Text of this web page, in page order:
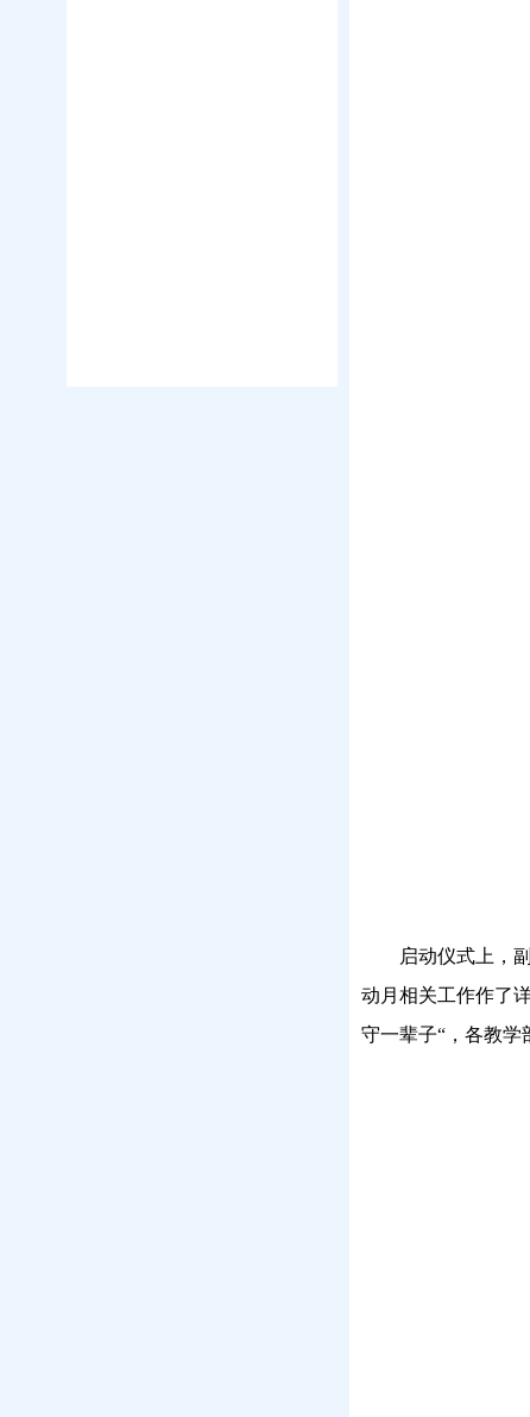
启动仪式上，
动月相关工作作了
守一辈子“，各教学